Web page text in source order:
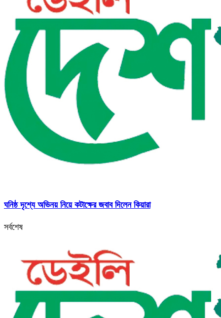
ঘনিষ্ঠ দৃশ্যে অভিনয় নিয়ে কটাক্ষের জবাব দিলেন কিয়ারা
সর্বশেষ